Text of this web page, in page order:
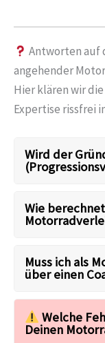
Antworten auf
angehender
Hier klären wir
Expertise rissfrei
Wird der
Wie
Muss ich als
über einen
Welche
Deinen